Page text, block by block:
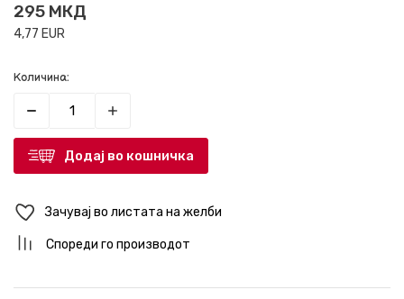
295 МКД
4,77 EUR
Количина:
Додај во кошничка
Зачувај во листата на желби
Спореди го производот